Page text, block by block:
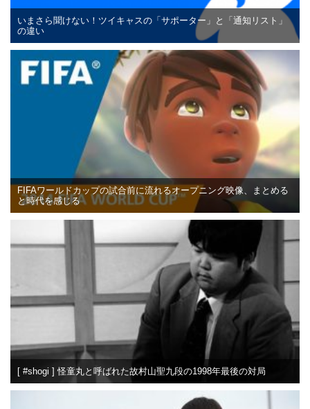
いまさら聞けない！ツイキャスの「サポーター」と「通知リスト」
の違い
FIFAワールドカップの試合前に流れるオープニング映像、まとめる
と時代を感じる
[ #shogi ] 怪童丸と呼ばれた故村山聖九段の1998年最後の対局